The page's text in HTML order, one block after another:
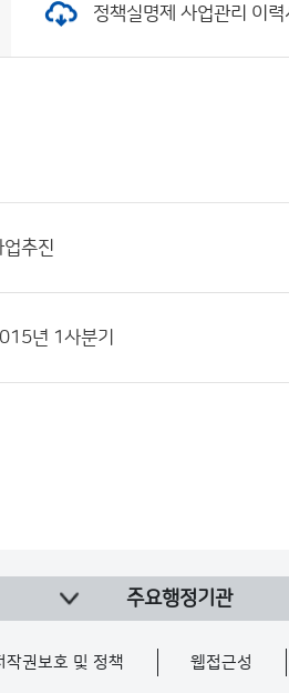
정책실명제 사업관리 이
추진
년 1사분기
주요행정기관
작권보호 및 정책 웹접근성